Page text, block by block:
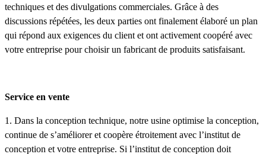
techniques et des divulgations commerciales. Grâce à des
discussions répétées, les deux parties ont finalement élaboré un plan
qui répond aux exigences du client et ont activement coopéré avec
votre entreprise pour choisir un fabricant de produits satisfaisant.
Service en vente
1. Dans la conception technique, notre usine optimise la conception,
continue de s’améliorer et coopère étroitement avec l’institut de
conception et votre entreprise. Si l’institut de conception doit